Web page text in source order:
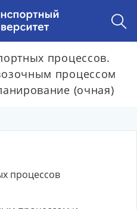
процессов.
процессом
(очная)
процессов